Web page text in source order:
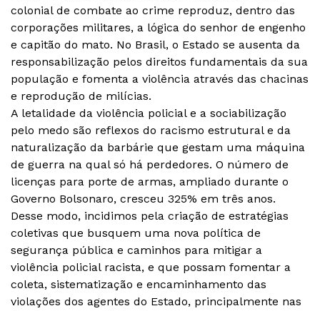
colonial de combate ao crime reproduz, dentro das
corporações militares, a lógica do senhor de engenho
e capitão do mato. No Brasil, o Estado se ausenta da
responsabilização pelos direitos fundamentais da sua
população e fomenta a violência através das chacinas
e reprodução de milícias.
A letalidade da violência policial e a sociabilização
pelo medo são reflexos do racismo estrutural e da
naturalização da barbárie que gestam uma máquina
de guerra na qual só há perdedores. O número de
licenças para porte de armas, ampliado durante o
Governo Bolsonaro, cresceu 325% em três anos.
Desse modo, incidimos pela criação de estratégias
coletivas que busquem uma nova política de
segurança pública e caminhos para mitigar a
violência policial racista, e que possam fomentar a
coleta, sistematização e encaminhamento das
violações dos agentes do Estado, principalmente nas